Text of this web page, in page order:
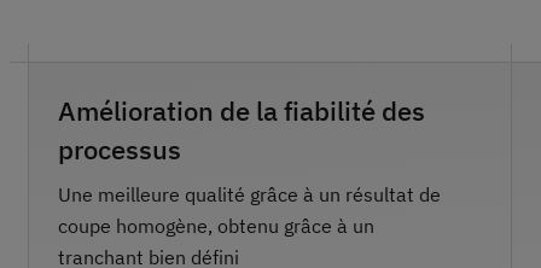
Amélioration de la fiabilité des
processus
Une meilleure qualité grâce à un résultat de
coupe homogène, obtenu grâce à un
tranchant bien défini